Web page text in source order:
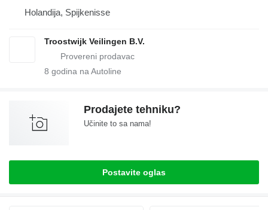
Holandija, Spijkenisse
Troostwijk Veilingen B.V.
8 godina na Autoline
Prodajete tehniku?
Učinite to sa nama!
Postavite oglas